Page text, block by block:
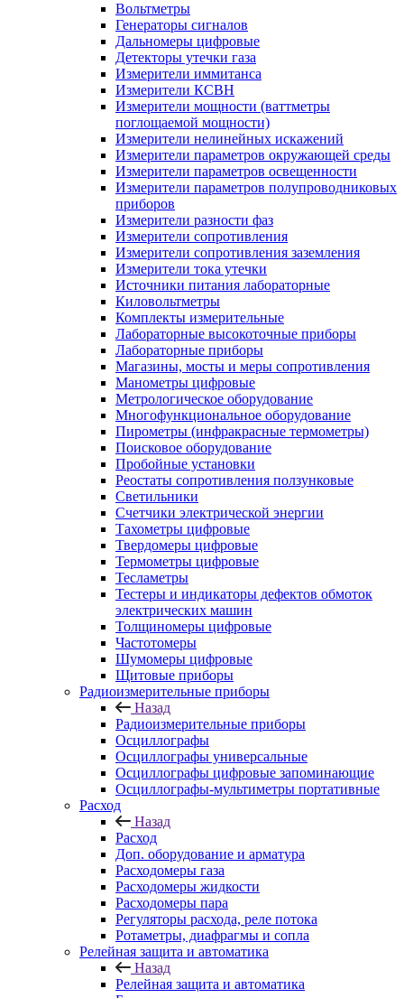
Вольтметры
Генераторы сигналов
Дальномеры цифровые
Детекторы утечки газа
Измерители иммитанса
Измерители КСВН
Измерители мощности (ваттметры
поглощаемой мощности)
Измерители нелинейных искажений
Измерители параметров окружающей среды
Измерители параметров освещенности
Измерители параметров полупроводниковых
приборов
Измерители разности фаз
Измерители сопротивления
Измерители сопротивления заземления
Измерители тока утечки
Источники питания лабораторные
Киловольтметры
Комплекты измерительные
Лабораторные высокоточные приборы
Лабораторные приборы
Магазины, мосты и меры сопротивления
Манометры цифровые
Метрологическое оборудование
Многофункциональное оборудование
Пирометры (инфракрасные термометры)
Поисковое оборудование
Пробойные установки
Реостаты сопротивления ползунковые
Светильники
Счетчики электрической энергии
Тахометры цифровые
Твердомеры цифровые
Термометры цифровые
Тесламетры
Тестеры и индикаторы дефектов обмоток
электрических машин
Толщиномеры цифровые
Частотомеры
Шумомеры цифровые
Щитовые приборы
Радиоизмерительные приборы
Назад
Радиоизмерительные приборы
Осциллографы
Осциллографы универсальные
Осциллографы цифровые запоминающие
Осциллографы-мультиметры портативные
Расход
Назад
Расход
Доп. оборудование и арматура
Расходомеры газа
Расходомеры жидкости
Расходомеры пара
Регуляторы расхода, реле потока
Ротаметры, диафрагмы и сопла
Релейная защита и автоматика
Назад
Релейная защита и автоматика